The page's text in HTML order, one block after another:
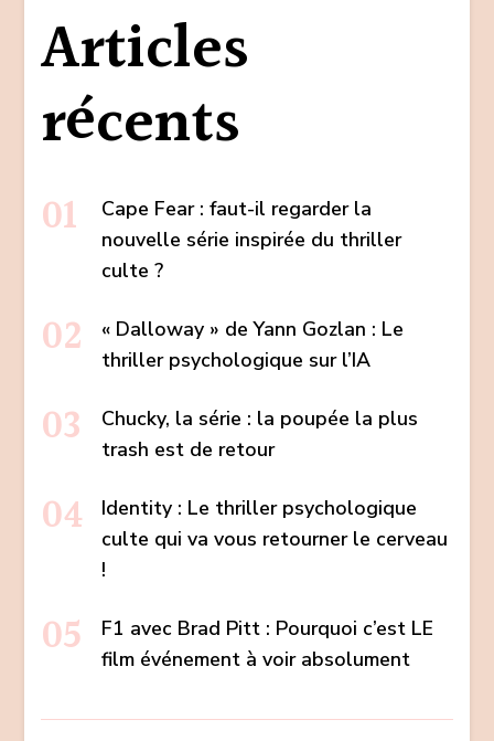
Articles
récents
Cape Fear : faut-il regarder la
nouvelle série inspirée du thriller
culte ?
« Dalloway » de Yann Gozlan : Le
thriller psychologique sur l’IA
Chucky, la série : la poupée la plus
trash est de retour
Identity : Le thriller psychologique
culte qui va vous retourner le cerveau
!
F1 avec Brad Pitt : Pourquoi c’est LE
film événement à voir absolument